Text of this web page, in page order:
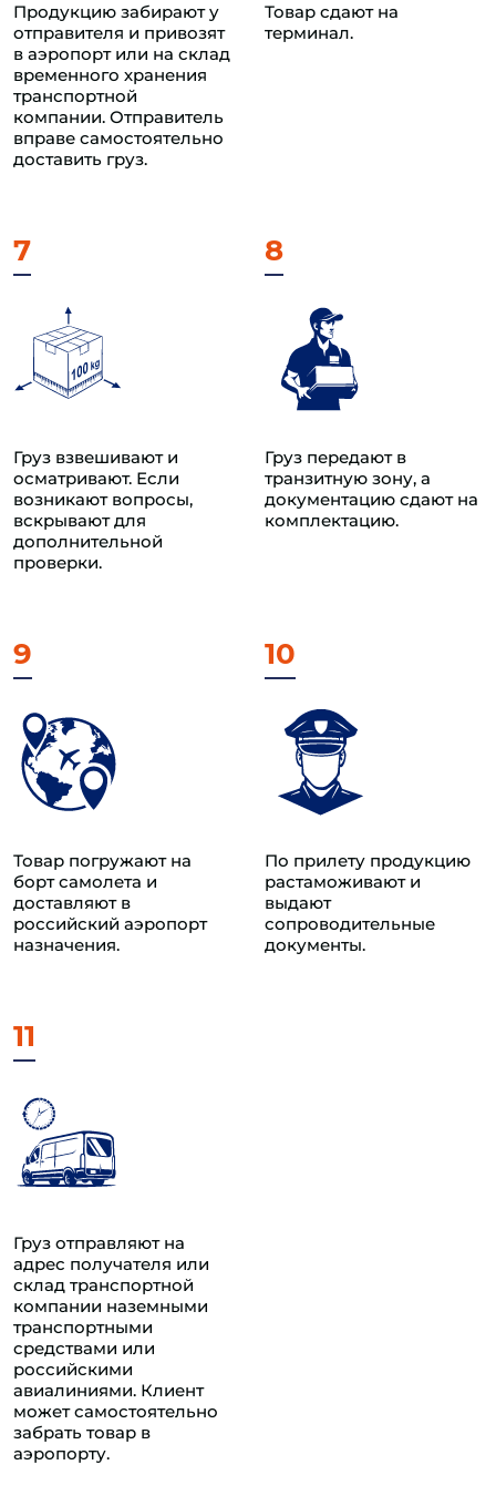
Продукцию забирают у
отправителя и привозят
в аэропорт или на склад
временного хранения
транспортной
компании. Отправитель
вправе самостоятельно
доставить груз.
Товар сдают на
терминал.
7
Груз взвешивают и
осматривают. Если
возникают вопросы,
вскрывают для
дополнительной
проверки.
8
Груз передают в
транзитную зону, а
документацию сдают на
комплектацию.
9
Товар погружают на
борт самолета и
доставляют в
российский аэропорт
назначения.
10
По прилету продукцию
растаможивают и
выдают
сопроводительные
документы.
11
Груз отправляют на
адрес получателя или
склад транспортной
компании наземными
транспортными
средствами или
российскими
авиалиниями. Клиент
может самостоятельно
забрать товар в
аэропорту.